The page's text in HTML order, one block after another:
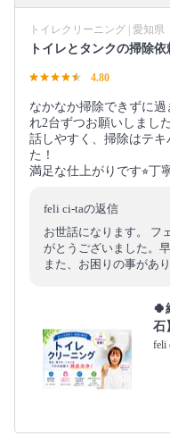
トイレクリーニング | 愛知県
トイレとタンクの掃除依
4.80
なかなか掃除できずに
れ2台ずつお願いしました
話しやすく、掃除はテ
た！
満足な仕上がりです⭐︎丁
feli ci-taの返信
お世話になります。 フ
がとうございました。
また、お困りの事があ
🍀
石
feli